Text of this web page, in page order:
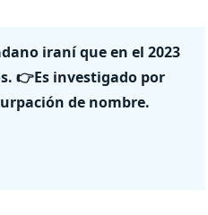
iraní que en el 2023
👉Es investigado por
de nombre.